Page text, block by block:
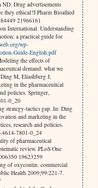
ND. Drug advertisements
they ethical?J Pharm Bioallied
21966161
International. Understanding
a practical guide for
wp-
Guide-English.pdf
the effects of
demand: what we
M, Eliashberg J,
in the pharmaceuitcal
policies. Springer,
0_20
strategy-tactics gap. In: Ding
and marketing in the
research and policies.
4614-7801-0_24
of pharmaceutical
review. PLoS One
19623259
of oxycontin: commercial
Health 2009;99:221-7.